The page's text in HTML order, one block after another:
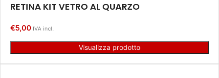
RETINA KIT VETRO AL QUARZO
€5,00 IVA incl.
Visualizza prodotto